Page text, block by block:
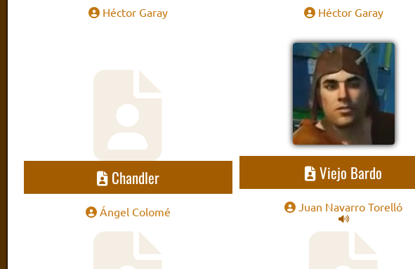
Héctor Garay Héctor Garay
Chandler
Ángel Colomé
Viejo Bardo
Juan Navarro Torelló